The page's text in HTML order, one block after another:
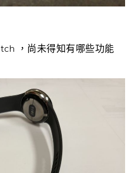
，尚未得知有哪些功能